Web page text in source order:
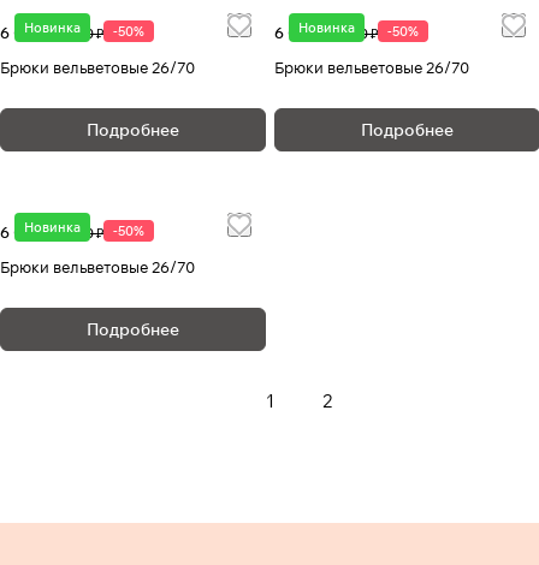
Новинка
6 090 ₽12 180 ₽ -50%
Брюки вельветовые 26/70
Подробнее
Новинка
6 090 ₽12 180 ₽ -50%
Брюки вельветовые 26/70
Подробнее
Новинка
6 090 ₽12 180 ₽ -50%
Брюки вельветовые 26/70
Подробнее
1 2